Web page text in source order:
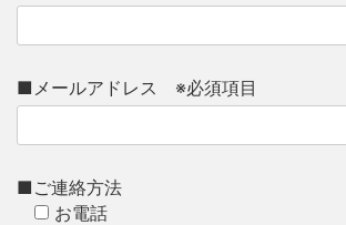
■メールアドレス ※必須項目
■ご連絡方法
お電話